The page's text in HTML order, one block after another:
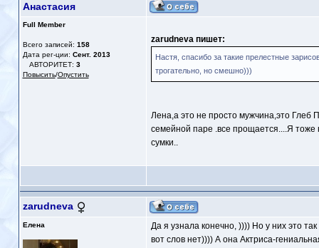
Анастасия
Full Member
Всего записей: 158
Дата рег-ции: Сент. 2013
АВТОРИТЕТ: 3
Повысить/Опустить
zarudneva пишет:
Настя, спасибо за такие прелестные
трогательно, но смешно)))
Лена,а это не просто мужчина,это
семейной паре .все прощается....Я
сумки..
zarudneva
Елена
Да я узнала конечно, )))) Но у них это
вот слов нет)))) А она Актриса-